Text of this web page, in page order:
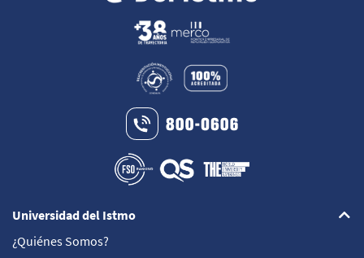
Universidad del Istmo
¿Quiénes Somos?